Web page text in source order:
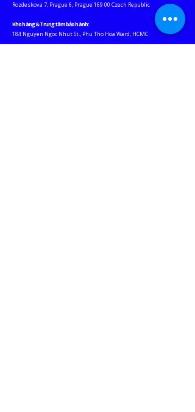
Rozdeskova 7, Prague 6, Prague 169 00 Czech Republic
Kho hàng & Trung tâm bảo hành:
184 Nguyen Ngoc Nhut St., Phu Tho Hoa Ward, HCMC